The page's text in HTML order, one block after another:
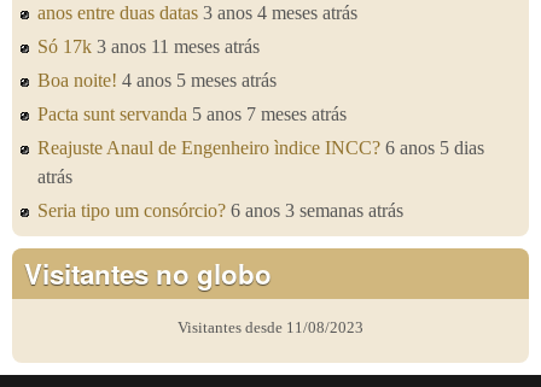
anos entre duas datas 3 anos 4 meses atrás
Só 17k 3 anos 11 meses atrás
Boa noite! 4 anos 5 meses atrás
Pacta sunt servanda 5 anos 7 meses atrás
Reajuste Anaul de Engenheiro ìndice INCC? 6 anos 5 dias
atrás
Seria tipo um consórcio? 6 anos 3 semanas atrás
Visitantes no globo
Visitantes desde 11/08/2023